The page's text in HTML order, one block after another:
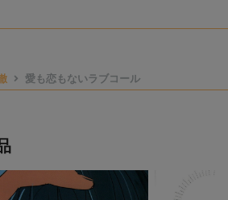
愛も恋もないラブコール